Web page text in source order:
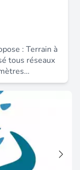
: Terrain à
tous réseaux
Zone
: 482 m²
saisir
à bâtir
moi dès
Photos
La